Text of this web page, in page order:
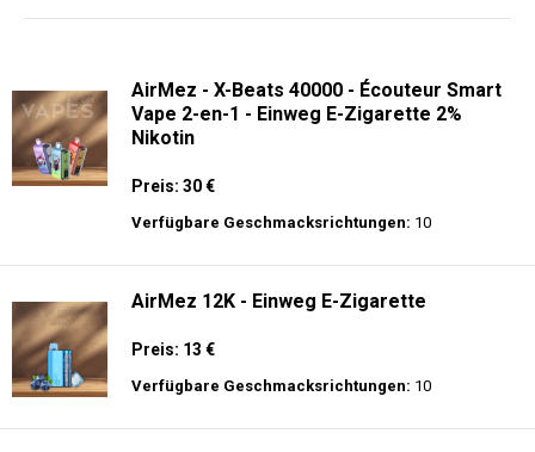
AirMez - X-Beats 40000 - Écouteur Smart
Vape 2-en-1 - Einweg E-Zigarette 2%
Nikotin
Preis: 30 €
Verfügbare Geschmacksrichtungen: 10
AirMez 12K - Einweg E-Zigarette
Preis: 13 €
Verfügbare Geschmacksrichtungen: 10